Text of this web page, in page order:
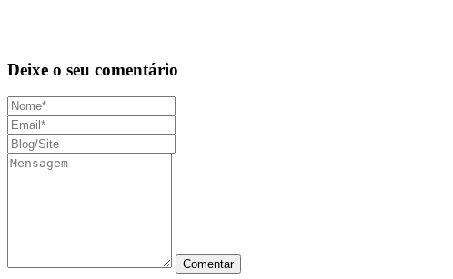
Deixe o seu comentário